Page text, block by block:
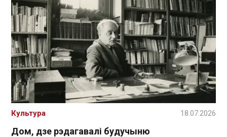
Дом, дзе рэдагавалі будучыню
Культура 18.07.2026